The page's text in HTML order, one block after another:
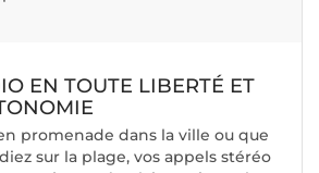
EN TOUTE LIBERTÉ ET
promenade dans la ville ou que
sur la plage, vos appels stéréo